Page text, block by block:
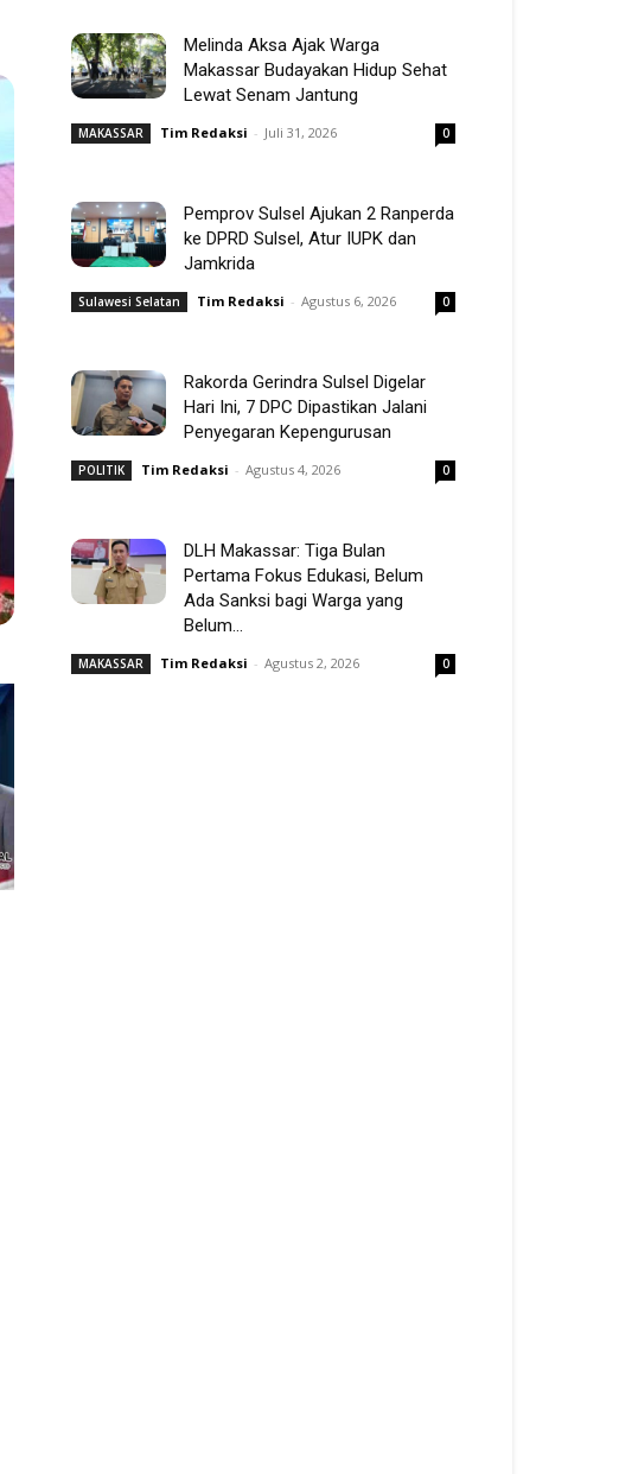
Melinda Aksa Ajak Warga
Makassar Budayakan Hidup Sehat
Lewat Senam Jantung
MAKASSAR Tim Redaksi - Juli 31, 2026 0
Pemprov Sulsel Ajukan 2 Ranperda
ke DPRD Sulsel, Atur IUPK dan
Jamkrida
Sulawesi Selatan Tim Redaksi - Agustus 6, 2026 0
Rakorda Gerindra Sulsel Digelar
Hari Ini, 7 DPC Dipastikan Jalani
Penyegaran Kepengurusan
POLITIK Tim Redaksi - Agustus 4, 2026 0
DLH Makassar: Tiga Bulan
Pertama Fokus Edukasi, Belum
Ada Sanksi bagi Warga yang
Belum...
MAKASSAR Tim Redaksi - Agustus 2, 2026 0